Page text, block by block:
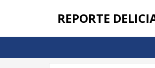
REPORTE